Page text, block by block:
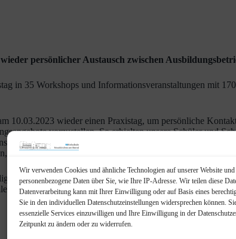
Wir verwenden Cookies und ähnliche Technologien auf unserer Website
personenbezogene Daten über Sie, wie Ihre IP-Adresse. Wir teilen diese
Datenverarbeitung kann mit Ihrer Einwilligung oder auf Basis eines
Sie in den individuellen Datenschutzeinstellungen widersprechen können.
essenzielle Services einzuwilligen und Ihre Einwilligung in der
Zeitpunkt zu ändern oder zu widerrufen.
persönlicher Austausch zwischen
in 35 Workshops und Informationsveranstaltungen mit
10.03.2023 wieder einen Praxistag, um persönliche
vorzustellen. So erhielten unsere Schüler und
Handwerksbetrieb Auto Egloffstein den
um die Schüler gezielt auf Bewerbungs-verfahren
dar und war ein voller Erfolg. Die Betriebe
und Schüler dadurch wertvolle praxisnahe
Wir bedanken uns herzlich bei den beteiligten